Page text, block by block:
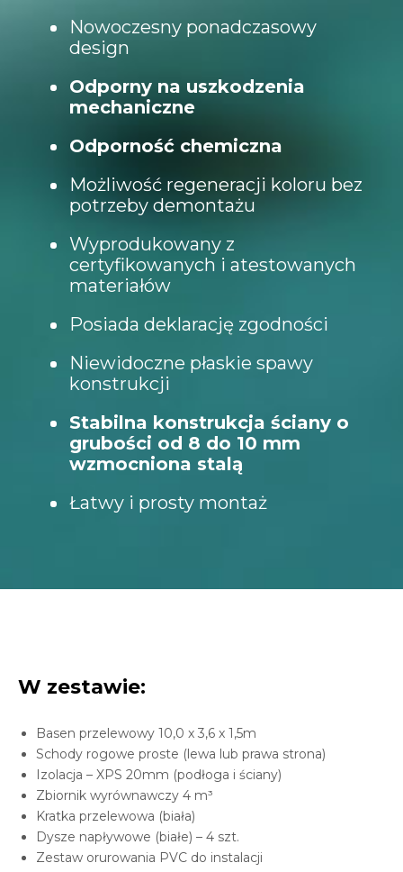
Nowoczesny ponadczasowy
design
Odporny na uszkodzenia
mechaniczne
Odporność chemiczna
Możliwość regeneracji koloru bez
potrzeby demontażu
Wyprodukowany z
certyfikowanych i atestowanych
materiałów
Posiada deklarację zgodności
Niewidoczne płaskie spawy
konstrukcji
Stabilna konstrukcja ściany o
grubości od 8 do 10 mm
wzmocniona stalą
Łatwy i prosty montaż
W zestawie:
Basen przelewowy 10,0 x 3,6 x 1,5m
Schody rogowe proste (lewa lub prawa strona)
Izolacja – XPS 20mm (podłoga i ściany)
Zbiornik wyrównawczy 4 m³
Kratka przelewowa (biała)
Dysze napływowe (białe) – 4 szt.
Zestaw orurowania PVC do instalacji